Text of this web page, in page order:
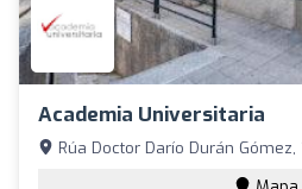
Academia Universitaria
Rúa Doctor Darío Durán Gómez,